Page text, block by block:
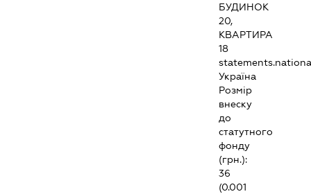
БУДИНОК
20,
КВАРТИРА
18
Україна
Розмір
внеску
до
статутного
фонду
(грн.):
36
(0.001